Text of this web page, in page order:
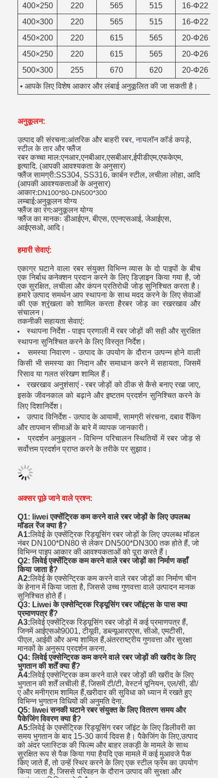
400×250 220 565 515
16-Φ22
400×300
220 565 515
16-Φ22
450×200
220 615 565
20-Φ26
450×250
220 615 565
20-Φ26
500×300
255 670 620
20-Φ26
• आपके लिए विशेष आकार और लंबाई अनुकूलित की जा सकती है।
अनुकूलन:
उत्पाद की संरचना:आंतरिक और बाहरी रबर, नायलॉन कॉर्ड कपड़े,
स्टील के तार और फ्लैंज
रबर कच्चा माल:एनआर,एनबीआर,एसबीआर,ईपीडीएम,एफकेएम,
इत्यादि. (आपकी आवश्यकता के अनुसार)
फ्लैंज सामग्री:SS304, SS316, कार्बन स्टील, लचीला लोहा, आदि
(आपकी आवश्यकताओं के अनुसार)
आकार:DN100*80-DN500*300
लम्बाई:अनुकूलन योग्य
फ्लैंज का रंग:अनुकूलन योग्य
फ्लैंज का मानकः डीआईएन, बीएस, एएनएसआई, जेआईएस,
आईएसओ, आदि।
हमारी सेवाएं:
एकाग्र घटाने वाला रबर संयुक्त विभिन्न व्यास के दो पाइपों के बीच
एक निर्बाध कनेक्शन प्रदान करने के लिए डिज़ाइन किया गया है, जो
एक सुरक्षित, लचीला और कंपन प्रतिरोधी जोड़ सुनिश्चित करता है।
हमारे उत्पाद समर्थन आप स्थापना के साथ मदद करने के लिए सेवाओं
की एक श्रृंखला को शामिल करता हैरबर जोड़ का रखरखाव और
संचालन।
तकनीकी सहायता सेवाएं:
स्थापना निर्देश - पाइप प्रणाली में रबर जोड़ों की सही और सुरक्षित
स्थापना सुनिश्चित करने के लिए विस्तृत निर्देश।
समस्या निवारण - उत्पाद के उपयोग के दौरान उत्पन्न होने वाली
किसी भी समस्या का निदान और समाधान करने में सहायता, जिसमें
रिसाव या गलत संरेखण शामिल हैं।
रखरखाव अनुशंसाएं - रबर जोड़ों को ठीक से कैसे बनाए रखा जाए,
इसके जीवनकाल को बढ़ाने और इष्टतम प्रदर्शन सुनिश्चित करने के
लिए दिशानिर्देश।
उत्पाद विनिर्देश - उत्पाद के आयामों, सामग्री संरचना, दबाव रैंकिंग
और तापमान सीमाओं के बारे में व्यापक जानकारी।
प्रदर्शन अनुकूलन - विभिन्न परिचालन स्थितियों में रबर जोड़ से
सर्वोत्तम प्रदर्शन प्राप्त करने के तरीके पर सुझाव।
अक्सर पूछे जाने वाले प्रश्न:
Q1: liwei एक्सेंट्रिक कम करने वाले रबर जोड़ों के लिए उपलब्ध
मॉडल रेंज क्या है?
A1:लिवेई के एक्सेंट्रिक रिड्यूसिंग रबर जोड़ों के लिए उपलब्ध मॉडल
नंबर DN100*DN80 से लेकर DN500*DN300 तक होते हैं, जो
विभिन्न पाइप आकार की आवश्यकताओं को पूरा करते हैं।
Q2: लिवेई एक्सेंट्रिक कम करने वाले रबर जोड़ों का निर्माण कहाँ
किया जाता है?
A2:लिवेई के एक्सेन्ट्रिक कम करने वाले रबर जोड़ों का निर्माण चीन
के हेनान में किया जाता है, जिससे उच्च गुणवत्ता वाले उत्पादन मानक
सुनिश्चित होते हैं।
Q3: Liwei के एक्सेन्ट्रिक रिड्यूसिंग रबर जॉइंट्स के पास क्या
प्रमाणपत्र हैं?
A3:लिवेई एक्सेंट्रिक रिड्यूसिंग रबर जोड़ों में कई प्रमाणपत्र हैं,
जिनमें आईएसओ9001, टीयूवी, डब्ल्यूआरएएस, सीओ, एमटीसी,
पीएल, आईवी और अन्य शामिल हैं,अंतरराष्ट्रीय गुणवत्ता और सुरक्षा
मानकों के अनुरूप प्रदर्शन करना.
Q4: लिवेई एक्सेन्ट्रिक कम करने वाले रबर जोड़ों की खरीद के लिए
भुगतान की शर्तें क्या हैं?
A4:लिवेई एक्सेन्ट्रिक कम करने वाले रबर जोड़ों की खरीद के लिए
भुगतान की शर्तें लचीली हैं, जिसमें टी/टी, वेस्टर्न यूनियन, एल/सी, डी/
ए और मनीग्राम शामिल हैं,खरीदार की सुविधा को ध्यान में रखते हुए
विभिन्न भुगतान विधियों की अनुमति देना.
Q5: liwei सनकी घटाने रबर संयुक्त के लिए वितरण समय और
पैकेजिंग विवरण क्या है?
A5:लिवेई के एक्सेंट्रिक रिड्यूसिंग रबर जॉइंट के लिए डिलीवरी का
समय भुगतान के बाद 15-30 कार्य दिवस है। पैकेजिंग के लिए,उत्पाद
को अंदर प्लास्टिक की फिल्म और बाहर लकड़ी के मामले के साथ
सुरक्षित रूप से पैक किया गया हैयदि एक मामले में कई मुआवजे पैक
किए जाते हैं, तो उन्हें स्थिर करने के लिए एक स्टील फ्रेम का उपयोग
किया जाता है, जिससे परिवहन के दौरान उत्पाद की सुरक्षा और